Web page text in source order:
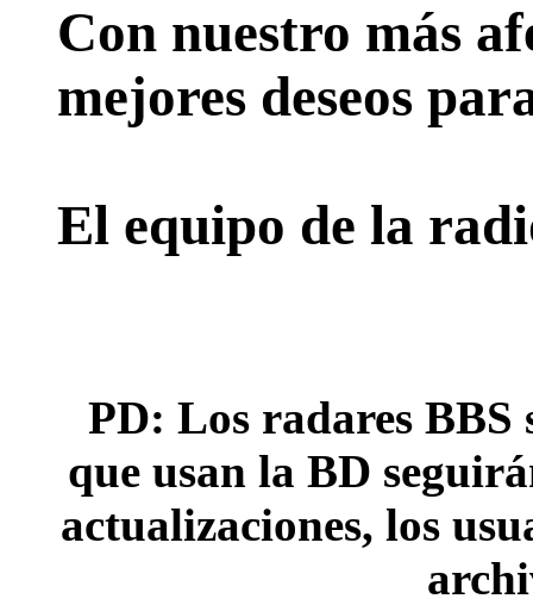
Con nuestro más
mejores deseos
El equipo de la
PD: Los radares
que usan la BD
actualizaciones, los